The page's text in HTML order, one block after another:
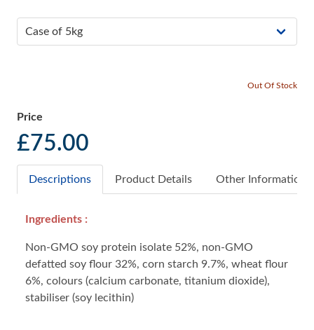
Out Of Stock
Price
£75.00
Descriptions Product Details Other Information
Ingredients :
Non-GMO soy protein isolate 52%, non-GMO
defatted soy flour 32%, corn starch 9.7%, wheat flour
6%, colours (calcium carbonate, titanium dioxide),
stabiliser (soy lecithin)